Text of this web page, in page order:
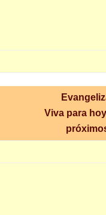
Viva para